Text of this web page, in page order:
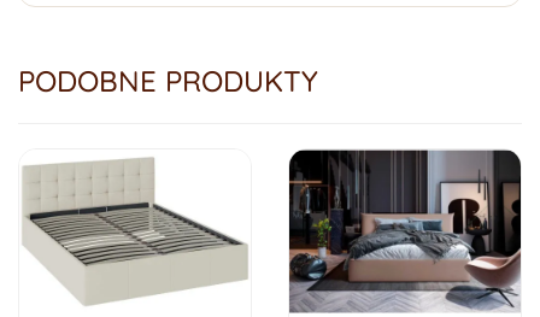
PODOBNE PRODUKTY